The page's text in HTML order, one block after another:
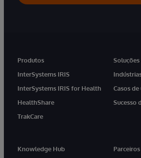
Produtos
InterSystems IRIS
InterSystems IRIS for Health
HealthShare
TrakCare
Soluções
Casos
Sucesso
Knowledge Hub
Parceiros